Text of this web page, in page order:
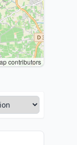
contributors